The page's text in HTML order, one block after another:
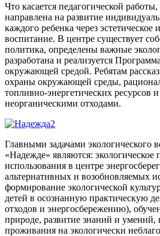
Что касается педагогической
направлена на развитие
каждого ребенка через эстетическое
воспитание. В центре существует
политика, определены важные
разработана и реализуется
окружающей средой. Ребятам
охраны окружающей среды,
топливно-энергетических
неорганическими отходами.
Главными задачами экологического
«Надежде» являются:
использования в центре
альтернативных и возобновляемых
формирование экологической
детей в осознанную практическую
отходов и энергосбережению),
природе, развитие знаний и умений,
проживания на экологически